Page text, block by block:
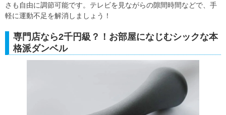
さも自由に調節可能です。テレビを見ながらの隙間時間などで、手
軽に運動不足を解消しましょう！
専門店なら2千円級？！お部屋になじむシックな本
格派ダンベル